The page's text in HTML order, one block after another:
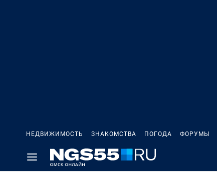
НЕДВИЖИМОСТЬ ЗНАКОМСТВА ПОГОДА ФОРУМЫ